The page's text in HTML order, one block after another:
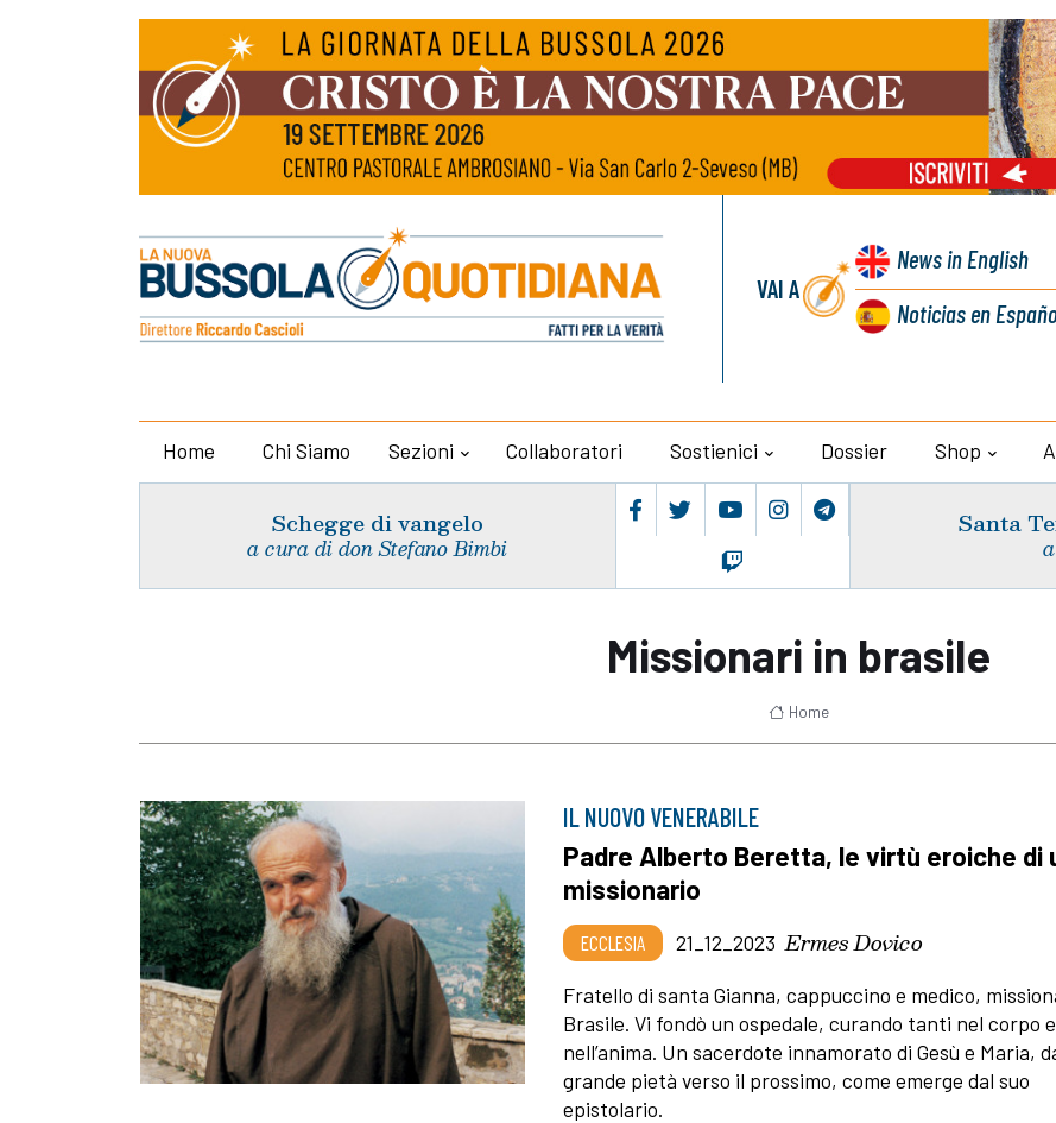
VAI A
Newsin English
Noticiasen
Home Chi Siamo Sezioni Collaboratori Sostienici Dossier Shop
Schegge di vangelo
a cura di don Stefano Bimbi
Santa
Missionari in brasile
Home
IL NUOVO VENERABILE
Padre Alberto Beretta, le virtù eroiche di
missionario
ECCLESIA 21_12_2023 Ermes Dovico
Fratello di santa Gianna, cappuccino e medico,
Brasile. Vi fondò un ospedale, curando tanti nel corpo e
nell’anima. Un sacerdote innamorato di Gesù e Maria,
grande pietà verso il prossimo, come emerge dal suo
epistolario.